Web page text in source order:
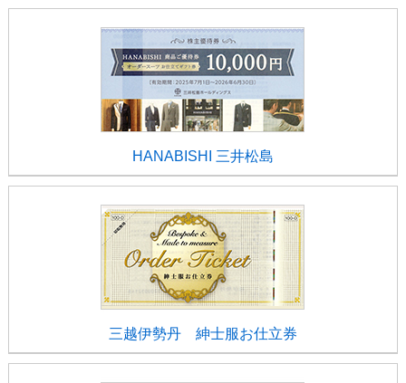
HANABISHI 三井松島
三越伊勢丹 紳士服お仕立券